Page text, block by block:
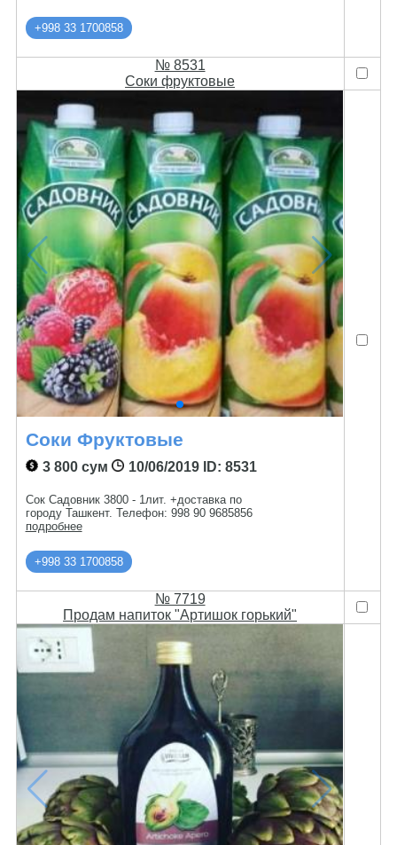
+998 33 1700858
№ 8531
Соки фруктовые
Соки Фруктовые
3 800 сум 10/06/2019ID: 8531
Сок Садовник 3800 - 1лит. +доставка по
городу Ташкент. Телефон: 998 90 9685856
подробнее
+998 33 1700858
№ 7719
Продам напиток "Артишок горький"